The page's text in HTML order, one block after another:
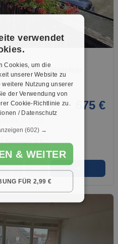
1 / 1
in Holstein
675 €
23758
Zimmer 2.5
★ ➦
verwendet
Cookies, um die
unserer Website zu
Nutzung unserer
der Verwendung von
Cookie-Richtlinie zu.
/ Datenschutz
(602) →
& WEITER
FÜR 2,99 €